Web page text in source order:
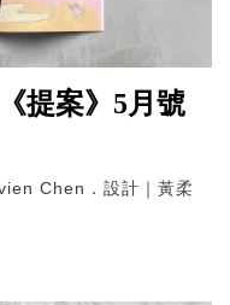
提案》5月號
Chen．設計｜黃柔